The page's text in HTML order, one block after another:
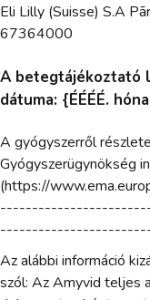
Eli Lilly (Suisse) S.A
67364000
A betegtájékoztató
dátuma: {ÉÉÉÉ.
A gyógyszerről
Gyógyszerügynökség
(https://
Az alábbi információ
szól: Az Amyvid teljes